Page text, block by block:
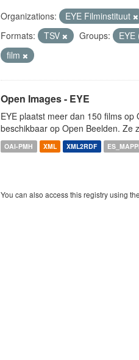
Organizations: EYE Filminstituut
Formats:
TSV Groups: EYE
film
Open Images - EYE
EYE plaatst meer dan 150 films
beschikbaar op Open Beelden. Ze
OAI-PMH XML XML2RDF
You can also access this registry using the